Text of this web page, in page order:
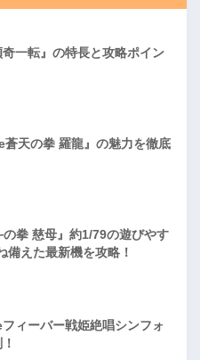
奇一転』の特長と攻略ポイン
蒼天の拳 羅龍』の魅力を徹底
の拳 慈母』約1/79の遊びやす
備えた最新機を攻略！
ィーバー戦姫絶唱シンフォ